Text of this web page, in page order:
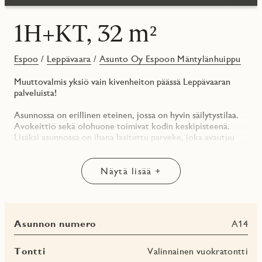
1H+KT, 32 m²
Espoo / Leppävaara / Asunto Oy Espoon Mäntylänhuippu
Muuttovalmis yksiö vain kivenheiton päässä Leppävaaran
palveluista!
Asunnossa on erillinen eteinen, jossa on hyvin säilytystilaa.
Avokeittiö sekä olohuone toimivat kodin keskipisteenä.
Lisäksi asunnossa on ihana lasitettu parveke, joka avautuu
Yhtiössä on erinomaiset yhteistilat, jotka helpottavat
asukkaiden arkea. Asukkaiden käytössä ovat mm. kerhotilat,
Asunto Oy Espoon Mäntylänhuippu on 16. kerroksinen
tornitalo, joka on valmistunut Puustellinkallion uudelle
Näytä lisää +
Asunnon numero A14
Tontti Valinnainen vuokratontti